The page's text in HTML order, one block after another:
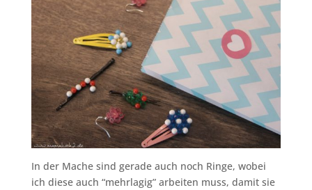
In der Mache sind gerade auch noch Ringe, wobei
ich diese auch “mehrlagig” arbeiten muss, damit sie